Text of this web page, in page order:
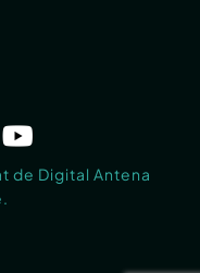
de Digital Antena